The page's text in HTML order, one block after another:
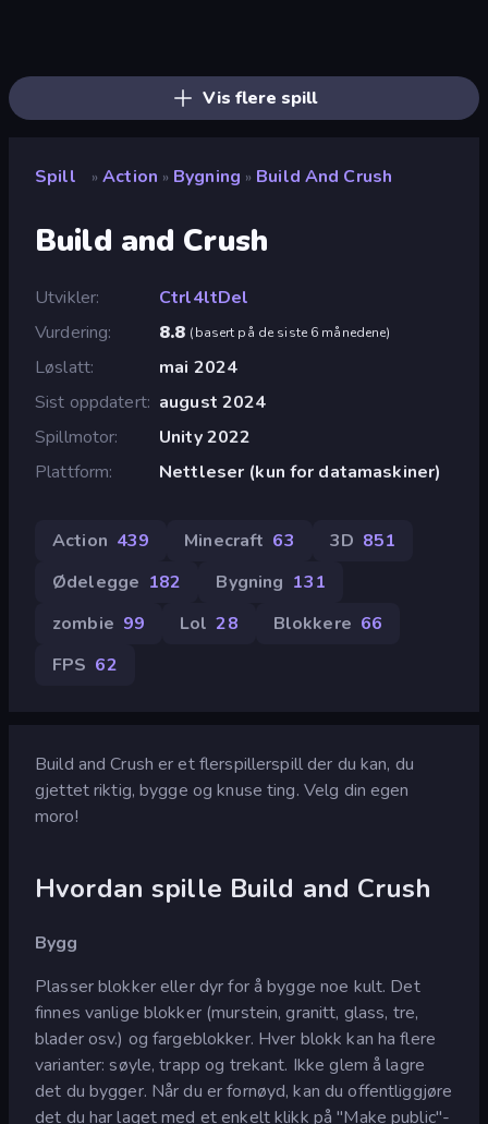
Vis flere spill
Spill » Action » Bygning » Build And Crush
Build and Crush
Utvikler
Ctrl4ltDel
Vurdering
8.8 (basert på de siste 6 månedene)
Løslatt
mai 2024
Sist oppdatert august 2024
Spillmotor
Unity 2022
Plattform
Nettleser (kun for datamaskiner)
Action 439 Minecraft 63 3D 851
Ødelegge 182 Bygning 131
zombie 99 Lol 28 Blokkere 66
FPS 62
Build and Crush er et flerspillerspill der du kan, du
gjettet riktig, bygge og knuse ting. Velg din egen
moro!
Hvordan spille Build and Crush
Bygg
Plasser blokker eller dyr for å bygge noe kult. Det
finnes vanlige blokker (murstein, granitt, glass, tre,
blader osv.) og fargeblokker. Hver blokk kan ha flere
varianter: søyle, trapp og trekant. Ikke glem å lagre
det du bygger. Når du er fornøyd, kan du offentliggjøre
det du har laget med et enkelt klikk på "Make public"-